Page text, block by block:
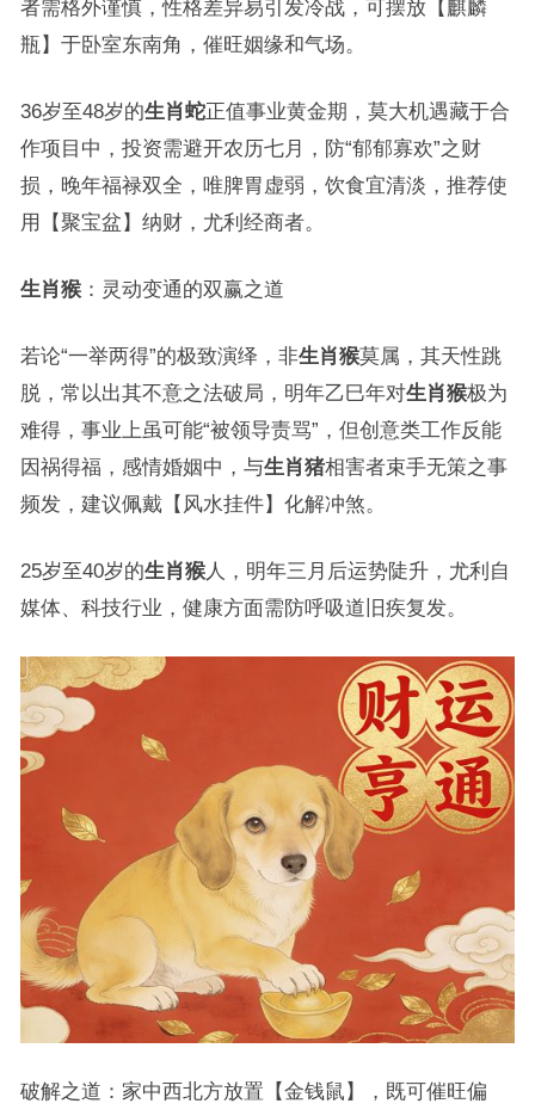
者需格外谨慎，性格差异易引发冷战，可摆放【麒麟
瓶】于卧室东南角，催旺姻缘和气场。
36岁至48岁的生肖蛇正值事业黄金期，莫大机遇藏于合
作项目中，投资需避开农历七月，防“郁郁寡欢”之财
损，晚年福禄双全，唯脾胃虚弱，饮食宜清淡，推荐使
用【聚宝盆】纳财，尤利经商者。
生肖猴：灵动变通的双赢之道
若论“一举两得”的极致演绎，非生肖猴莫属，其天性跳
脱，常以出其不意之法破局，明年乙巳年对生肖猴极为
难得，事业上虽可能“被领导责骂”，但创意类工作反能
因祸得福，感情婚姻中，与生肖猪相害者束手无策之事
频发，建议佩戴【风水挂件】化解冲煞。
25岁至40岁的生肖猴人，明年三月后运势陡升，尤利自
媒体、科技行业，健康方面需防呼吸道旧疾复发。
破解之道：家中西北方放置【金钱鼠】，既可催旺偏